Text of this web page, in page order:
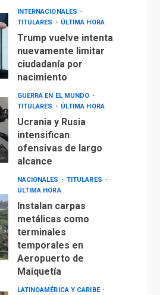
INTERNACIONALES
TITULARES
ÚLTIMA HORA
Trump vuelve intenta
nuevamente limitar
ciudadanía por
nacimiento
GUERRA EN EL MUNDO
TITULARES
ÚLTIMA HORA
Ucrania y Rusia
intensifican
ofensivas de largo
alcance
NACIONALES
TITULARES
ÚLTIMA HORA
Instalan carpas
metálicas como
terminales
temporales en
Aeropuerto de
Maiquetía
LATINOAMÉRICA Y CARIBE